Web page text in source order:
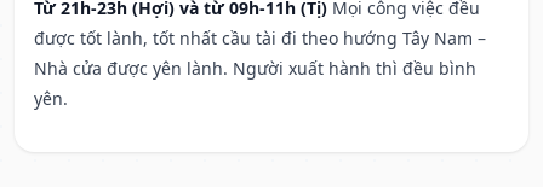
Từ 21h-23h (Hợi) và từ 09h-11h (Tị) Mọi công việc đều
được tốt lành, tốt nhất cầu tài đi theo hướng Tây Nam –
Nhà cửa được yên lành. Người xuất hành thì đều bình
yên.